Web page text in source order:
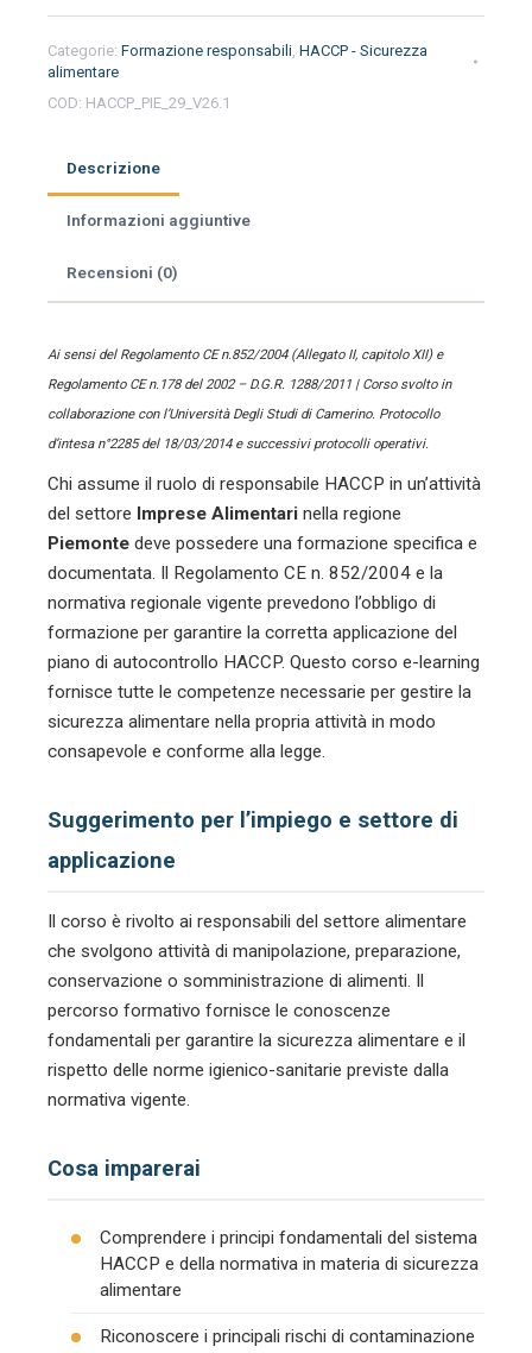
alimentare
nella
regione
Piemonte
Alimentari
quantità
Categorie: Formazione responsabili, HACCP - Sicurezza
alimentare
COD: HACCP_PIE_29_V26.1
Descrizione
Informazioni aggiuntive
Recensioni (0)
Ai sensi del Regolamento CE n.852/2004 (Allegato II, capitolo XII) e
Regolamento CE n.178 del 2002 – D.G.R. 1288/2011 | Corso svolto in
collaborazione con l’Università Degli Studi di Camerino. Protocollo
d’intesa n°2285 del 18/03/2014 e successivi protocolli operativi.
Chi assume il ruolo di responsabile HACCP in un’attività
del settore Imprese Alimentari nella regione
Piemonte deve possedere una formazione specifica e
documentata. Il Regolamento CE n. 852/2004 e la
normativa regionale vigente prevedono l’obbligo di
formazione per garantire la corretta applicazione del
piano di autocontrollo HACCP. Questo corso e-learning
fornisce tutte le competenze necessarie per gestire la
sicurezza alimentare nella propria attività in modo
consapevole e conforme alla legge.
Suggerimento per l’impiego e settore di
applicazione
Il corso è rivolto ai responsabili del settore alimentare
che svolgono attività di manipolazione, preparazione,
conservazione o somministrazione di alimenti. Il
percorso formativo fornisce le conoscenze
fondamentali per garantire la sicurezza alimentare e il
rispetto delle norme igienico-sanitarie previste dalla
normativa vigente.
Cosa imparerai
Comprendere i principi fondamentali del sistema
HACCP e della normativa in materia di sicurezza
alimentare
Riconoscere i principali rischi di contaminazione